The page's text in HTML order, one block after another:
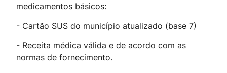
medicamentos básicos:
- Cartão SUS do município atualizado (base 7)
- Receita médica válida e de acordo com as
normas de fornecimento.